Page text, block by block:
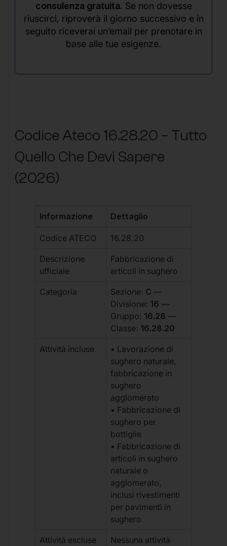
consulenza gratuita. Se non dovesse
riuscirci, riproverà il giorno successivo e in
seguito riceverai un’email per prenotare in
base alle tue esigenze.
Codice Ateco 16.28.20 – Tutto
Quello Che Devi Sapere
(2026)
Informazione Dettaglio
Codice ATECO 16.28.20
Descrizione
ufficiale
Fabbricazione di
articoli in sughero
Categoria Sezione: C —
Divisione: 16 —
Gruppo: 16.28 —
Classe: 16.28.20
Attività incluse
• Lavorazione di
sughero naturale,
fabbricazione in
sughero
agglomerato
• Fabbricazione di
sughero per
bottiglie
• Fabbricazione di
articoli in sughero
naturale o
agglomerato,
inclusi rivestimenti
per pavimenti in
sughero
Attività escluse
Nessuna attività